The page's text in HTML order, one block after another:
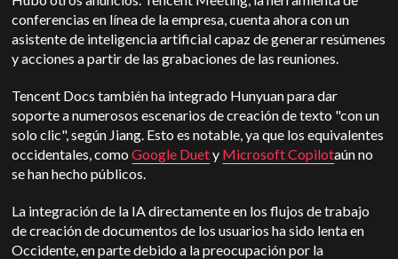
conferencias en línea de la empresa, cuenta ahora con un
asistente de inteligencia artificial capaz de generar resúmenes
y acciones a partir de las grabaciones de las reuniones.
Tencent Docs también ha integrado Hunyuan para dar
soporte a numerosos escenarios de creación de texto "con un
solo clic", según Jiang. Esto es notable, ya que los equivalentes
occidentales, comoGoogle Duety Microsoft Copilotaún no
se han hecho públicos.
La integración de la IA directamente en los flujos de trabajo
de creación de documentos de los usuarios ha sido lenta en
Occidente, en parte debido a la preocupación por la